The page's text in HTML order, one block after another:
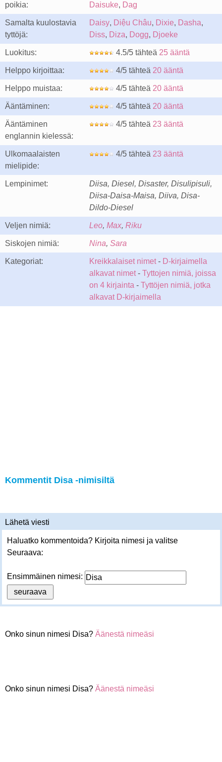
poikia:
Daisuke, Dag
Samalta kuulostavia
tyttöjä:
Daisy, Diệu Châu, Dixie, Dasha,
Diss, Diza, Dogg, Djoeke
Luokitus: 4.5/5 tähteä 25 ääntä
Helppo kirjoittaa: 4/5 tähteä 20 ääntä
Helppo muistaa: 4/5 tähteä 20 ääntä
Ääntäminen: 4/5 tähteä 20 ääntä
Ääntäminen
englannin kielessä:
4/5 tähteä 23 ääntä
Ulkomaalaisten
mielipide:
4/5 tähteä 23 ääntä
Lempinimet:
Diisa, Diesel, Disaster, Disulipisuli,
Diisa-Daisa-Maisa, Diiva, Disa-
Dildo-Diesel
Veljen nimiä: Leo, Max, Riku
Siskojen nimiä: Nina, Sara
Kategoriat: Kreikkalaiset nimet- D-kirjaimella
alkavat nimet- Tyttojen nimiä, joissa
on 4 kirjainta - Tyttöjen nimiä, jotka
alkavat D-kirjaimella
Kommentit Disa -nimisiltä
Lähetä viesti
Haluatko kommentoida? Kirjoita nimesi ja valitse
Seuraava:
Ensimmäinen nimesi:
Onko sinun nimesi Disa? Äänestä nimeäsi
Onko sinun nimesi Disa? Äänestä nimeäsi